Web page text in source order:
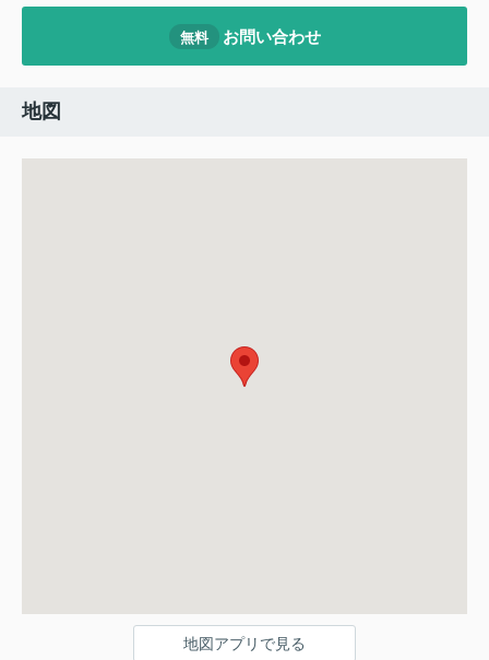
無料 お問い合わせ
地図
地図アプリで見る